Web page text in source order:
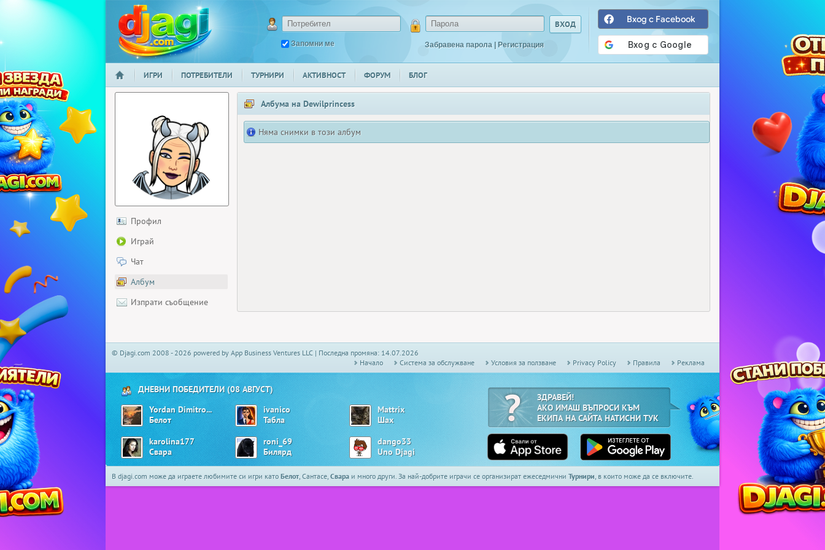
Запомни ме Забравена парола | Регистрация
Вход с Facebook
НАЧАЛО
ИГРИ ПОТРЕБИТЕЛИ ТУРНИРИ АКТИВНОСТ ФОРУМ БЛОГ
Профил
Играй
Чат
Албум
Изпрати съобщение
Албума на Dewilprincess
Няма снимки в този албум
© Djagi.com 2008 - 2026 powered by App Business Ventures LLC | Последна промяна: 14.07.2026
Начало
Системa за обслужване Условия за ползване Privacy Policy Правила Реклама
ДНЕВНИ ПОБЕДИТЕЛИ (08 АВГУСТ)
Yordan Dimitrov02
Белот
ivanico
Табла
Mattrix
Шах
karolina177
Свара
roni_69
Билярд
dango33
Uno Djagi
ЗДРАВЕЙ!
АКО ИМАШ ВЪПРОСИ КЪМ
ЕКИПА НА САЙТА НАТИСНИ ТУК
В djagi.com може да играете любимите си игри като Белот, Сантасе, Свара и много други. За най-добрите играчи се организират ежеседмични Турнири, в които може да се включите.